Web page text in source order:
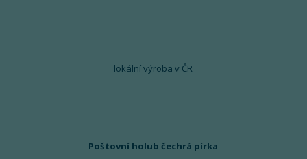
lokální výroba v ČR
Poštovní holub čechrá pírka